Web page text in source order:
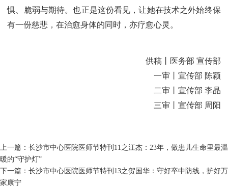
惧、脆弱与期待。也正是这份看见，让她在技术之外始终保
有一份慈悲，在治愈身体的同时，亦疗愈心灵。
供稿丨医务部 宣传部
一审丨宣传部 陈颖
二审丨宣传部 李晶
三审丨宣传部 周阳
上一篇： 长沙市中心医院医师节特刊11之江杰：23年，做患儿生命里最温
暖的“守护灯”
下一篇： 长沙市中心医院医师节特刊13之贺国华：守好卒中防线，护好万
家康宁